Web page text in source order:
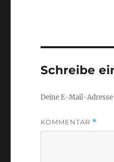
Schreibe
Deine E-Mail-
KOMMENTAR *